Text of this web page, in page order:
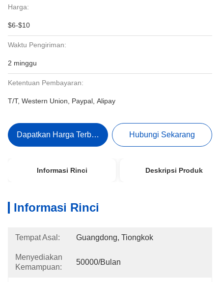
Harga:
$6-$10
Waktu Pengiriman:
2 minggu
Ketentuan Pembayaran:
T/T, Western Union, Paypal, Alipay
Dapatkan Harga Terbaik Hubungi Sekarang
Informasi Rinci Deskripsi Produk
Informasi Rinci
Tempat Asal: Guangdong, Tiongkok
Menyediakan
Kemampuan:
50000/bulan